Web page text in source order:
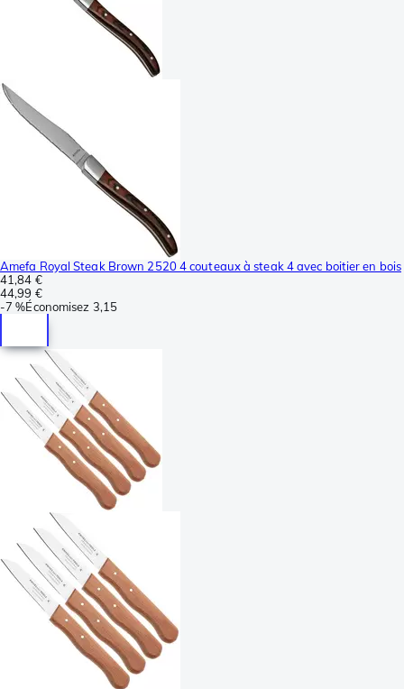
Amefa Royal Steak Brown 2520 4 couteaux à steak 4 avec boitier en bois
41,84 €
44,99 €
-7 %Économisez 3,15